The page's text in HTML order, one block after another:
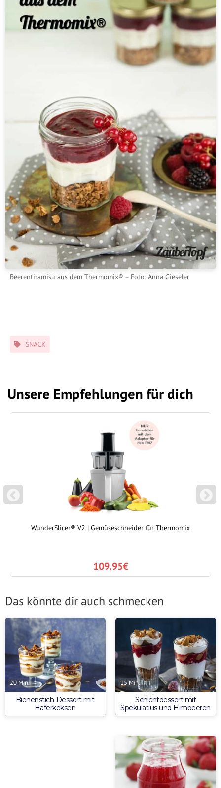
Beerentiramisu aus dem Thermomix® – Foto: Anna Gieseler
Schlagwörter
SNACK
Unsere Empfehlungen für dich
P
REVIOUS
WunderSlicer® V2 | Gemüseschneider für Thermomix
109.95€
N
EXT
Das könnte dir auch schmecken
20 Min.
Bienenstich-Dessert mit
Haferkeksen
15 Min.
Schichtdessert mit
Spekulatius und Himbeeren